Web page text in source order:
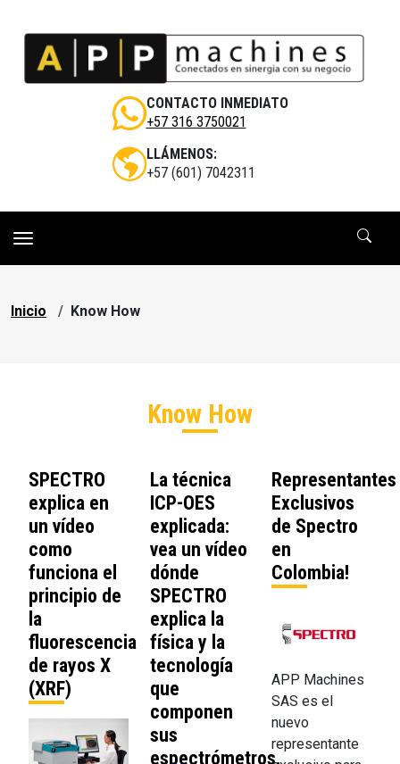
CONTACTO INMEDIATO
+57 316 3750021
LLÁMENOS:
+57 (601) 7042311
Sobrescribir enlaces de ayuda a la
Inicio Know How
Know How
SPECTRO
explica en
un vídeo
como
funciona el
principio de
la
fluorescencia
de rayos X
(XRF)
La técnica
ICP-OES
explicada:
vea un vídeo
dónde
SPECTRO
explica la
física y la
tecnología
que
componen
sus
espectrómetros.
Representantes
Exclusivos
de Spectro
en
Colombia!
APP Machines
SAS es el
nuevo
representante